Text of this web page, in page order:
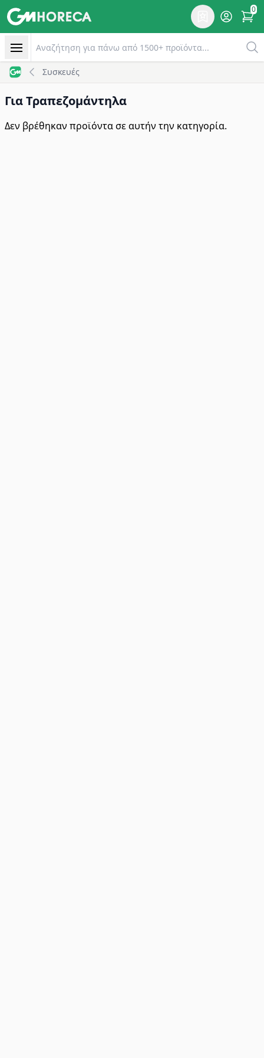
Συσκευές για Τραπεζομάντιλα | GM Horeca Επιθυμητό
Account
0
Συσκευές
Για Τραπεζομάντηλα
Δεν βρέθηκαν προϊόντα σε αυτήν την κατηγορία.